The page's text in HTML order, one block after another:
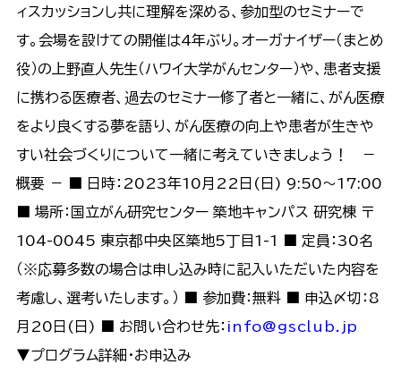
ィスカッションし共に理解を深める、参加型のセミナーで
す。会場を設けての開催は4年ぶり。オーガナイザー（まとめ
役）の上野直人先生（ハワイ大学がんセンター）や、患者支援
に携わる医療者、過去のセミナー修了者と一緒に、がん医療
をより良くする夢を語り、がん医療の向上や患者が生きや
すい社会づくりについて一緒に考えていきましょう！ －
概要 － ■ 日時：2023年10月22日(日) 9:50～17:00
■ 場所：国立がん研究センター 築地キャンパス 研究棟 〒
104-0045 東京都中央区築地5丁目1-1 ■ 定員：30名
（※応募多数の場合は申し込み時に記入いただいた内容を
考慮し、選考いたします。） ■ 参加費：無料 ■ 申込〆切：8
月20日(日) ■ お問い合わせ先： info@gsclub.jp
▼プログラム詳細・お申込み